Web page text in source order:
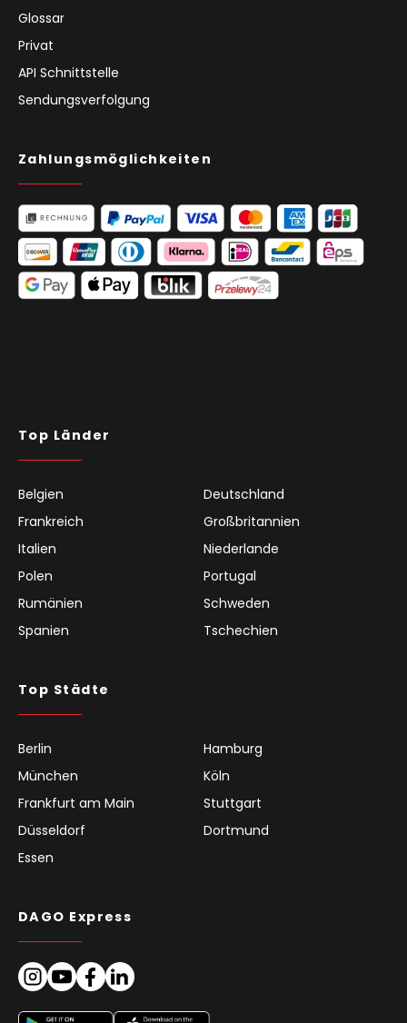
Glossar
Privat
API Schnittstelle
Sendungsverfolgung
Zahlungsmöglichkeiten
Top Länder
Belgien
Deutschland
Frankreich
Großbritannien
Italien
Niederlande
Polen
Portugal
Rumänien
Schweden
Spanien
Tschechien
Top Städte
Berlin
Hamburg
München
Köln
Frankfurt am Main
Stuttgart
Düsseldorf
Dortmund
Essen
DAGO Express